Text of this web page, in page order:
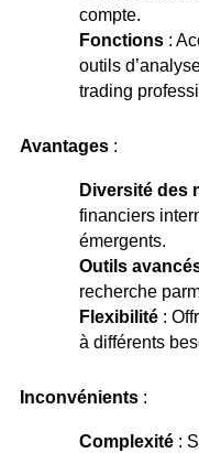
compte.
Fonctions :
outils
trading
Avantages :
Diversité des
financiers
émergents.
Outils
recherche
Flexibilité :
à différents
Inconvénients :
Complexité :